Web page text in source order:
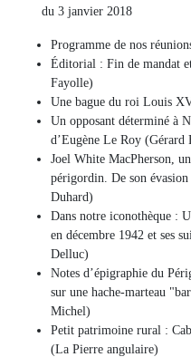
du 3 janvier 2018
Programme de nos
Éditorial : Fin de mandat
Fayolle)
Une bague du roi Louis
Un opposant déterminé à
d’Eugène Le Roy
Joel White MacPherson,
périgordin. De son évasion
Duhard)
Dans notre iconothèque :
en décembre 1942 et ses
Delluc)
Notes d’épigraphie du
sur une hache-marteau
Michel)
Petit patrimoine rural :
(La Pierre angulaire)